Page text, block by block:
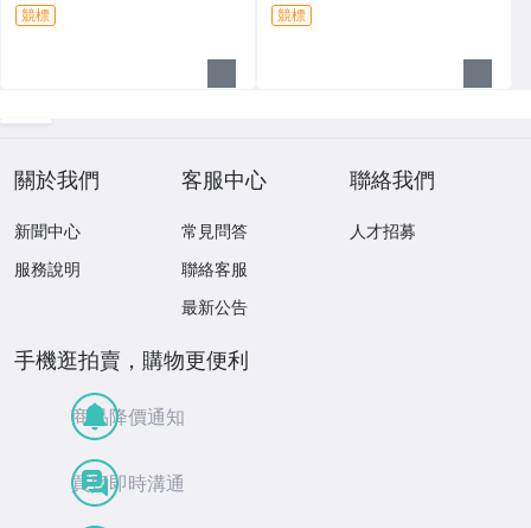
競標 競標
關於我們
新聞中心
服務說明
客服中心
常見問答
聯絡客服
最新公告
聯絡我們
人才招募
手機逛拍賣，購物更便利
商品降價通知
買賣即時溝通